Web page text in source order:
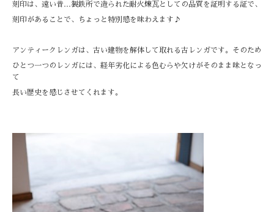
刻印は、遠い昔…製鉄所で造られた耐火煉瓦としての品質を証明する証で、
刻印があることで、ちょっと特別感を味わえます♪
アンティークレンガは、古い建物を解体して取れる古レンガです。そのため
ひとつ一つのレンガには、経年劣化による色むらや欠けがそのまま味となっ
て
長い歴史を感じさせてくれます。